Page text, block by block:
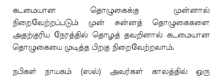
கடமையான தொழுகைக்கு முன்னால்
நிறைவேற்றப்படும் முன் சுன்னத் தொழுகைகளை
அதற்குரிய நேரத்தில் தொழத் தவறினால் கடமையான
தொழுகையை முடித்த பிறகு நிறைவேற்றலாம்.
நபிகள் நாயகம் (ஸல்) அவர்கள் காலத்தில் ஒரு